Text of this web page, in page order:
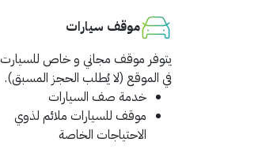
موقف سيارات
يتوفر موقف مجاني و خاص للسيارت
في الموقع (لا يُطلب الحجز المسبق).
خدمة صف السيارات
موقف للسيارات ملائم لذوي
الاحتياجات الخاصة